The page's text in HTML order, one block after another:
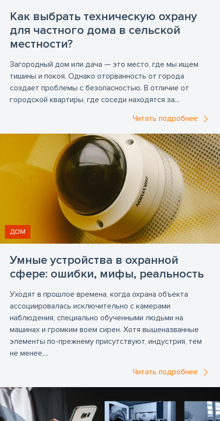
Как выбрать техническую охрану
для частного дома в сельской
местности?
Загородный дом или дача — это место, где мы ищем
тишины и покоя. Однако оторванность от города
создает проблемы с безопасностью. В отличие от
городской квартиры, где соседи находятся за...
Читать подробнее
Умные устройства в охранной
сфере: ошибки, мифы, реальность
ДОМ
Уходят в прошлое времена, когда охрана объекта
ассоциировалась исключительно с камерами
наблюдения, специально обученными людьми на
машинах и громким воем сирен. Хотя вышеназванные
элементы по-прежнему присутствуют, индустрия, тем
не менее,...
Читать подробнее